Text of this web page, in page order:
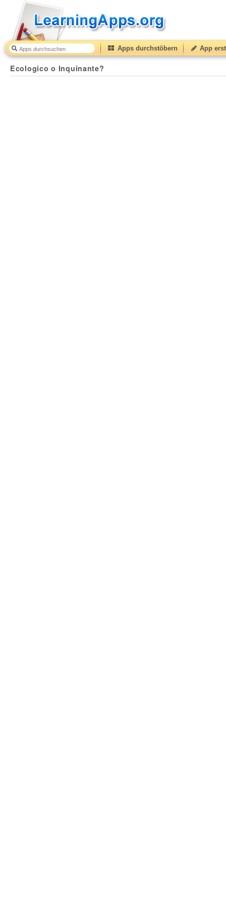
Apps durchstöbern App
Ecologico o Inquinante?